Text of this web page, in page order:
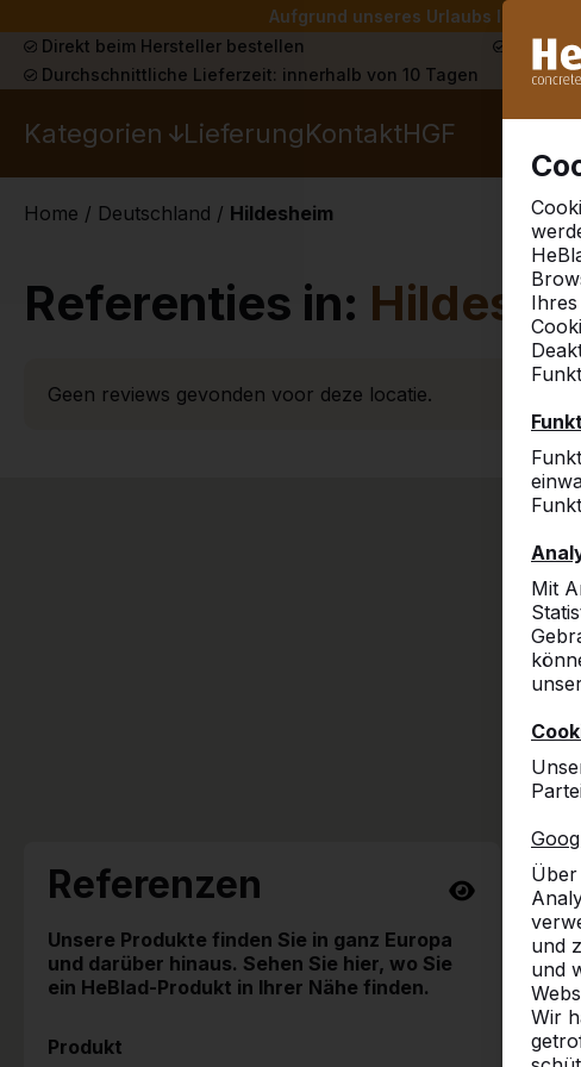
Aufgrund unseres Urlaubs liefern
Mit
Über
und
und
Wir
Direkt beim Hersteller bestellen Schon
Durchschnittliche Lieferzeit: innerhalb von 10 Tagen
Kategorien LieferungKontaktHGF
Home / Deutschland / Hildesheim
Referenties in:
Geen reviews gevonden voor deze locatie.
Referenzen
Unsere Produkte finden Sie in ganz Europa
und darüber hinaus. Sehen Sie hier, wo Sie
ein HeBlad-Produkt in Ihrer Nähe finden.
Produkt